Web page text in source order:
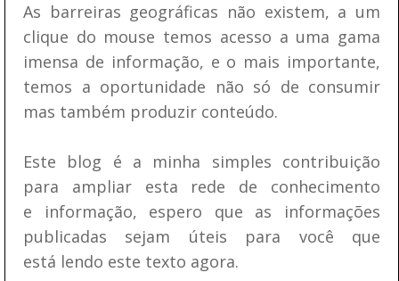
As barreiras geográficas não existem, a um
clique do mouse temos acesso a uma gama
imensa de informação, e o mais importante,
temos a oportunidade não só de consumir
mas também produzir conteúdo.
Este blog é a minha simples contribuição
para ampliar esta rede de conhecimento
e informação, espero que as informações
publicadas sejam úteis para você que
está lendo este texto agora.